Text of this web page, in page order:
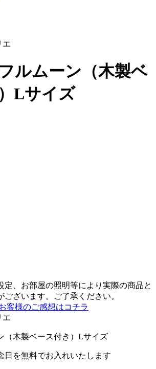
エ
ルムーン（木製ベ
Lサイズ
定、お部屋の照明等により実際の商品と
ざいます。ご了承ください。
客様のご感想はコチラ
エ
（木製ベース付き）Lサイズ
日を無料でお入れいたします